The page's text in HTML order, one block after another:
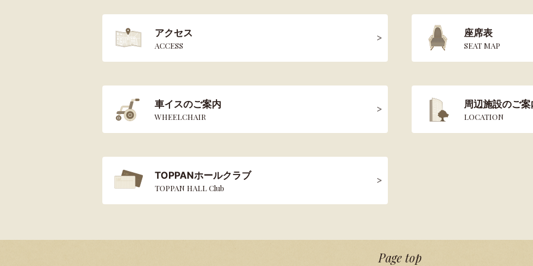
アクセス
ACCESS
座席表
SEAT MAP
車イスのご案内
WHEELCHAIR
周辺施設のご案
LOCATION
TOPPANホールクラブ
TOPPAN HALL Club
Page top